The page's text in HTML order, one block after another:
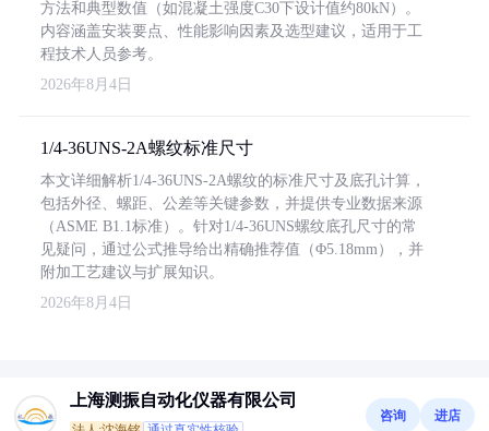
方法和典型数值（如混凝土强度C30下设计值约80kN）。
内容涵盖安装要点、性能影响因素及选型建议，适用于工
程技术人员参考。
2026年8月4日
1/4-36UNS-2A螺纹标准尺寸
本文详细解析1/4-36UNS-2A螺纹的标准尺寸及底孔计算，
包括外径、螺距、公差等关键参数，并提供专业数据来源
（ASME B1.1标准）。针对1/4-36UNS螺纹底孔尺寸的常
见疑问，通过公式推导给出精确推荐值（Φ5.18mm），并
附加工艺建议与扩展知识。
2026年8月4日
上海测振自动化仪器有限公司
咨询 进店